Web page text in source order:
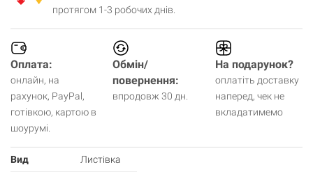
протягом 1-3 робочих днів.
Оплата:
онлайн, на
рахунок, PayPal,
готівкою, картою в
шоурумі.
Обмін/
повернення:
впродовж 30 дн.
На подарунок?
оплатіть доставку
наперед, чек не
вкладатимемо
Вид Листівка